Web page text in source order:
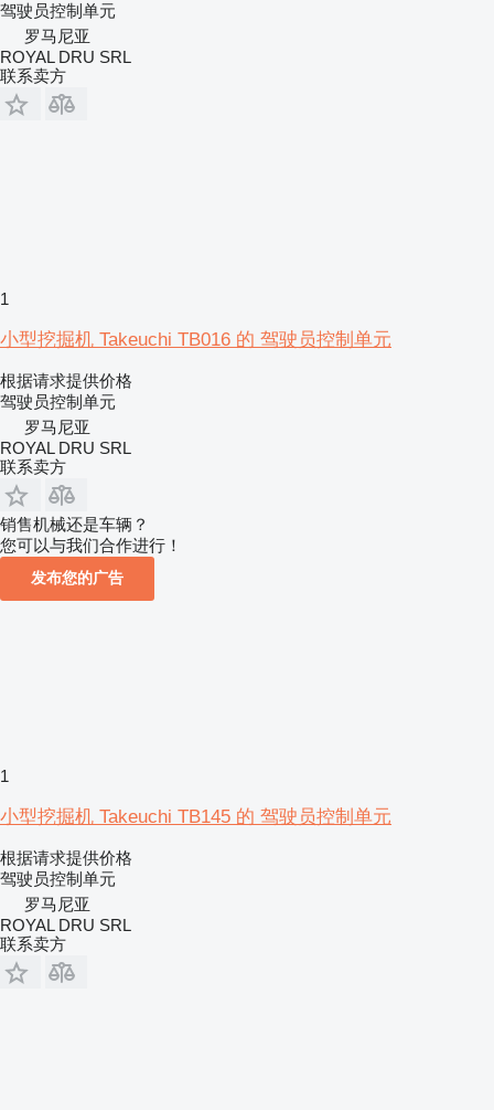
驾驶员控制单元
罗马尼亚
ROYAL DRU SRL
联系卖方
1
小型挖掘机 Takeuchi TB016 的 驾驶员控制单元
根据请求提供价格
驾驶员控制单元
罗马尼亚
ROYAL DRU SRL
联系卖方
销售机械还是车辆？
您可以与我们合作进行！
发布您的广告
1
小型挖掘机 Takeuchi TB145 的 驾驶员控制单元
根据请求提供价格
驾驶员控制单元
罗马尼亚
ROYAL DRU SRL
联系卖方